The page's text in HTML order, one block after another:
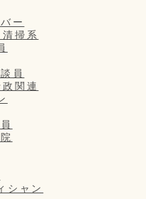
ー
掃系
員
政関連
シャン